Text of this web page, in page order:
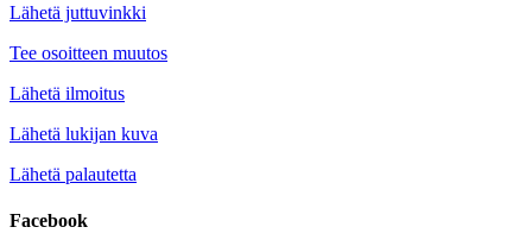
Lähetä juttuvinkki
Tee osoitteen muutos
Lähetä ilmoitus
Lähetä lukijan kuva
Lähetä palautetta
Facebook